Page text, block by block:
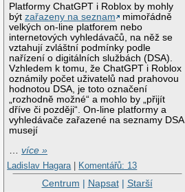
Platformy ChatGPT i Roblox by mohly
býtzařazeny na seznam
mimořádně
velkých on-line platforem nebo
internetových vyhledávačů, na něž se
vztahují zvláštní podmínky podle
nařízení o digitálních službách (DSA).
Vzhledem k tomu, že ChatGPT i Roblox
oznámily počet uživatelů nad prahovou
hodnotou DSA, je toto označení
„rozhodně možné“ a mohlo by „přijít
dříve či později“. On-line platformy a
vyhledávače zařazené na seznamy DSA
musejí
…více »
Ladislav Hagara | Komentářů: 13
Centrum | Napsat| Starší